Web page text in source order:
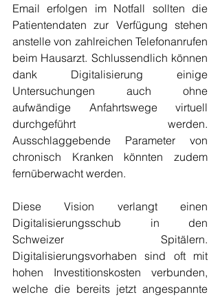
Email erfolgen im Notfall sollten die
Patientendaten zur Verfügung stehen
anstelle von zahlreichen Telefonanrufen
beim Hausarzt. Schlussendlich können
dank Digitalisierung einige
Untersuchungen auch ohne
aufwändige Anfahrtswege virtuell
durchgeführt werden.
Ausschlaggebende Parameter von
chronisch Kranken könnten zudem
fernüberwacht werden.
Diese Vision verlangt einen
Digitalisierungsschub in den
Schweizer Spitälern.
Digitalisierungsvorhaben sind oft mit
hohen Investitionskosten verbunden,
welche die bereits jetzt angespannte